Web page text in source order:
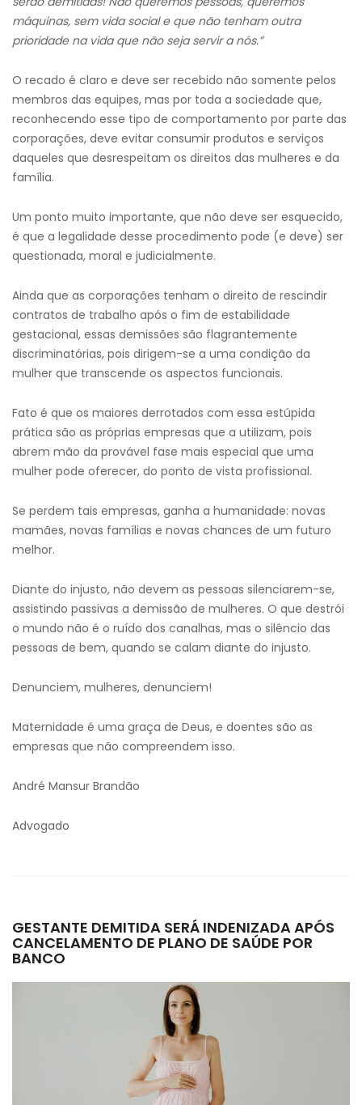
máquinas, sem vida social e que não tenham outra
prioridade na vida que não seja servir a nós.”
O recado é claro e deve ser recebido não somente pelos
membros das equipes, mas por toda a sociedade que,
reconhecendo esse tipo de comportamento por parte das
corporações, deve evitar consumir produtos e serviços
daqueles que desrespeitam os direitos das mulheres e da
família.
Um ponto muito importante, que não deve ser esquecido,
é que a legalidade desse procedimento pode (e deve) ser
questionada, moral e judicialmente.
Ainda que as corporações tenham o direito de rescindir
contratos de trabalho após o fim de estabilidade
gestacional, essas demissões são flagrantemente
discriminatórias, pois dirigem-se a uma condição da
mulher que transcende os aspectos funcionais.
Fato é que os maiores derrotados com essa estúpida
prática são as próprias empresas que a utilizam, pois
abrem mão da provável fase mais especial que uma
mulher pode oferecer, do ponto de vista profissional.
Se perdem tais empresas, ganha a humanidade: novas
mamães, novas famílias e novas chances de um futuro
melhor.
Diante do injusto, não devem as pessoas silenciarem-se,
assistindo passivas a demissão de mulheres. O que destrói
o mundo não é o ruído dos canalhas, mas o silêncio das
pessoas de bem, quando se calam diante do injusto.
Denunciem, mulheres, denunciem!
Maternidade é uma graça de Deus, e doentes são as
empresas que não compreendem isso.
André Mansur Brandão
Advogado
GESTANTE DEMITIDA SERÁ INDENIZADA APÓS
CANCELAMENTO DE PLANO DE SAÚDE POR
BANCO